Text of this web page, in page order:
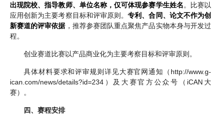
出现院校、指导教师、单位名称，仅可体现参赛学生姓名。比赛以
应用创新为主要考察目标和评审原则。专利、合同、论文不作为创
新赛道的评审依据，推荐参赛团队重点聚焦产品实物本身与开发过
程。
创业赛道比赛以产品商业化为主要考察目标和评审原则。
具体材料要求和评审规则详见大赛官网通知（http://www.g-
ican.com/news/details?id=234）及大赛官方公众号（iCAN大
赛）。
四、赛程安排